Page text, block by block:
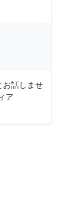
お話しませ
ア